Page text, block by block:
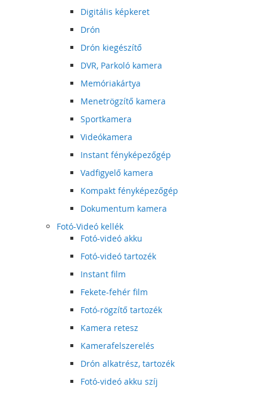
Digitális képkeret
Drón
Drón kiegészítő
DVR, Parkoló kamera
Memóriakártya
Menetrögzítő kamera
Sportkamera
Videókamera
Instant fényképezőgép
Vadfigyelő kamera
Kompakt fényképezőgép
Dokumentum kamera
Fotó-Videó kellék
Fotó-videó akku
Fotó-videó tartozék
Instant film
Fekete-fehér film
Fotó-rögzítő tartozék
Kamera retesz
Kamerafelszerelés
Drón alkatrész, tartozék
Fotó-videó akku szíj